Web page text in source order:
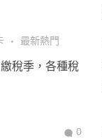
最新熱門
稅季，各種稅
0